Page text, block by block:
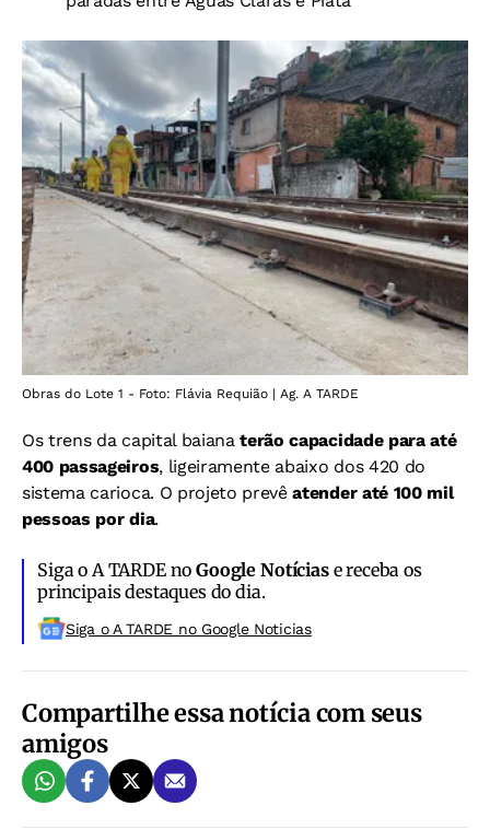
Obras do Lote 1 - Foto: Flávia Requião | Ag. A TARDE
Os trens da capital baiana terão capacidade para até
400 passageiros, ligeiramente abaixo dos 420 do
sistema carioca. O projeto prevêatender até 100 mil
pessoas por dia.
Siga o A TARDE noGoogle Notíciase receba os
principais destaques do dia.
Siga o A TARDE no Google Noticias
Compartilhe essa notícia com seus
amigos